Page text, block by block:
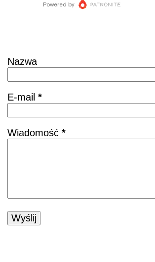
Nazwa
E-mail *
Wiadomość *